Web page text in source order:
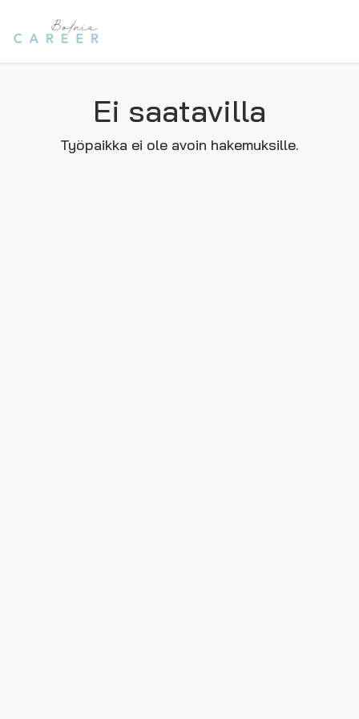
Ei saatavilla
Työpaikka ei ole avoin hakemuksille.